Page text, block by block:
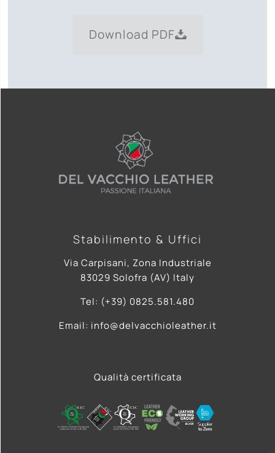
Download PDF
Stabilimento & Uffici
Via Carpisani, Zona Industriale
83029 Solofra (AV) Italy
Tel: (+39) 0825.581.480
Email: info@delvacchioleather.it
Qualità certificata